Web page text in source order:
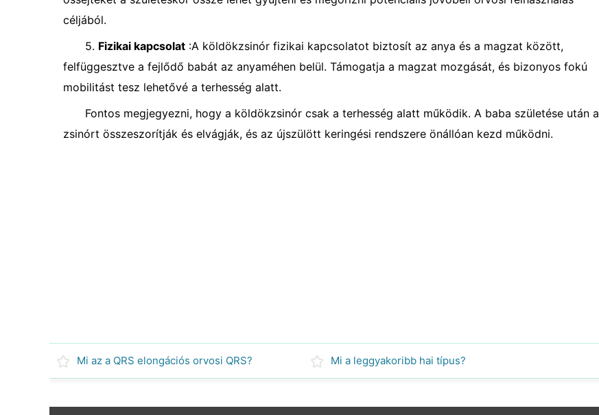
céljából.
5. Fizikai kapcsolat :A köldökzsinór fizikai kapcsolatot biztosít az anya és a magzat között,
felfüggesztve a fejlődő babát az anyaméhen belül. Támogatja a magzat mozgását, és bizonyos fokú
mobilitást tesz lehetővé a terhesség alatt.
Fontos megjegyezni, hogy a köldökzsinór csak a terhesség alatt működik. A baba születése után a
zsinórt összeszorítják és elvágják, és az újszülött keringési rendszere önállóan kezd működni.
Mi az a QRS elongációs orvosi QRS? Mi a leggyakoribb hai típus?